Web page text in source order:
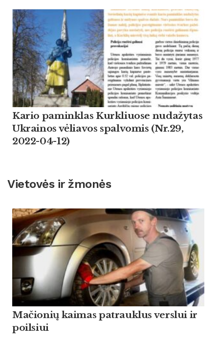
Kario paminklas Kurkliuose nudažytas
Ukrainos vėliavos spalvomis (Nr.29,
2022-04-12)
Vietovės ir žmonės
Mačionių kaimas patrauklus verslui ir
poilsiui